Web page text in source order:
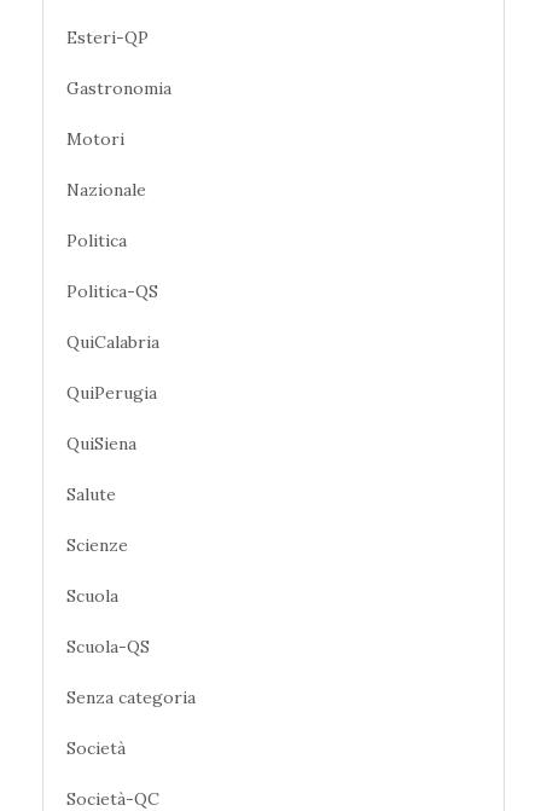
Esteri-QP
Gastronomia
Motori
Nazionale
Politica
Politica-QS
QuiCalabria
QuiPerugia
QuiSiena
Salute
Scienze
Scuola
Scuola-QS
Senza categoria
Società
Società-QC